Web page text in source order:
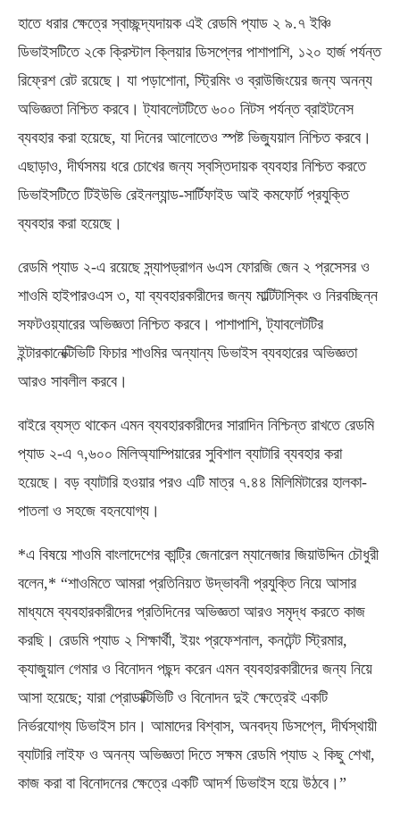
হাতে ধরার ক্ষেত্রে স্বাচ্ছন্দ্যদায়ক এই রেডমি প্যাড ২ ৯.৭ ইঞ্চি
ডিভাইসটিতে ২কে ক্রিস্টাল ক্লিয়ার ডিসপ্লের পাশাপাশি, ১২০ হার্জ পর্যন্ত
রিফ্রেশ রেট রয়েছে। যা পড়াশোনা, স্ট্রিমিং ও ব্রাউজিংয়ের জন্য অনন্য
অভিজ্ঞতা নিশ্চিত করবে। ট্যাবলেটটিতে ৬০০ নিটস পর্যন্ত ব্রাইটনেস
ব্যবহার করা হয়েছে, যা দিনের আলোতেও স্পষ্ট ভিজ্যুয়াল নিশ্চিত করবে।
এছাড়াও, দীর্ঘসময় ধরে চোখের জন্য স্বস্তিদায়ক ব্যবহার নিশ্চিত করতে
ডিভাইসটিতে টিইউভি রেইনল্যান্ড-সার্টিফাইড আই কমফোর্ট প্রযুক্তি
ব্যবহার করা হয়েছে।
রেডমি প্যাড ২-এ রয়েছে স্ন্যাপড্রাগন ৬এস ফোরজি জেন ২ প্রসেসর ও
শাওমি হাইপারওএস ৩, যা ব্যবহারকারীদের জন্য মাল্টিটাস্কিং ও নিরবচ্ছিন্ন
সফটওয়্যারের অভিজ্ঞতা নিশ্চিত করবে। পাশাপাশি, ট্যাবলেটটির
ইন্টারকানেক্টিভিটি ফিচার শাওমির অন্যান্য ডিভাইস ব্যবহারের অভিজ্ঞতা
আরও সাবলীল করবে।
বাইরে ব্যস্ত থাকেন এমন ব্যবহারকারীদের সারাদিন নিশ্চিন্ত রাখতে রেডমি
প্যাড ২-এ ৭,৬০০ মিলিঅ্যাম্পিয়ারের সুবিশাল ব্যাটারি ব্যবহার করা
হয়েছে। বড় ব্যাটারি হওয়ার পরও এটি মাত্র ৭.৪৪ মিলিমিটারের হালকা-
পাতলা ও সহজে বহনযোগ্য।
*এ বিষয়ে শাওমি বাংলাদেশের কান্ট্রি জেনারেল ম্যানেজার জিয়াউদ্দিন চৌধুরী
বলেন,* “শাওমিতে আমরা প্রতিনিয়ত উদ্ভাবনী প্রযুক্তি নিয়ে আসার
মাধ্যমে ব্যবহারকারীদের প্রতিদিনের অভিজ্ঞতা আরও সমৃদ্ধ করতে কাজ
করছি। রেডমি প্যাড ২ শিক্ষার্থী, ইয়ং প্রফেশনাল, কনটেন্ট স্ট্রিমার,
ক্যাজুয়াল গেমার ও বিনোদন পছন্দ করেন এমন ব্যবহারকারীদের জন্য নিয়ে
আসা হয়েছে; যারা প্রোডাক্টিভিটি ও বিনোদন দুই ক্ষেত্রেই একটি
নির্ভরযোগ্য ডিভাইস চান। আমাদের বিশ্বাস, অনবদ্য ডিসপ্লে, দীর্ঘস্থায়ী
ব্যাটারি লাইফ ও অনন্য অভিজ্ঞতা দিতে সক্ষম রেডমি প্যাড ২ কিছু শেখা,
কাজ করা বা বিনোদনের ক্ষেত্রে একটি আদর্শ ডিভাইস হয়ে উঠবে।”